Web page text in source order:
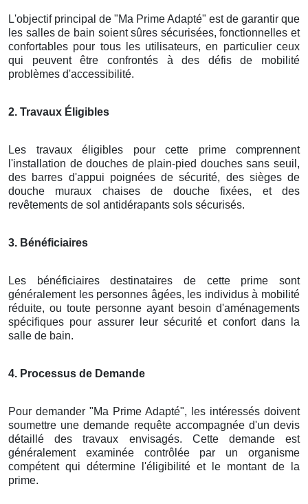
L'objectif principal de "Ma Prime Adapté" est de garantir que
les salles de bain soient sûres sécurisées, fonctionnelles et
confortables pour tous les utilisateurs, en particulier ceux
qui peuvent être confrontés à des défis de mobilité
problèmes d'accessibilité.
2. Travaux Éligibles
Les travaux éligibles pour cette prime comprennent
l'installation de douches de plain-pied douches sans seuil,
des barres d'appui poignées de sécurité, des sièges de
douche muraux chaises de douche fixées, et des
revêtements de sol antidérapants sols sécurisés.
3. Bénéficiaires
Les bénéficiaires destinataires de cette prime sont
généralement les personnes âgées, les individus à mobilité
réduite, ou toute personne ayant besoin d'aménagements
spécifiques pour assurer leur sécurité et confort dans la
salle de bain.
4. Processus de Demande
Pour demander "Ma Prime Adapté", les intéressés doivent
soumettre une demande requête accompagnée d'un devis
détaillé des travaux envisagés. Cette demande est
généralement examinée contrôlée par un organisme
compétent qui détermine l'éligibilité et le montant de la
prime.